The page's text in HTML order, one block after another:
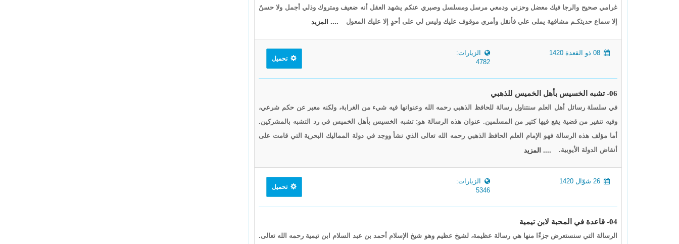
غرامي صحيح والرجا فيك معضل وحزني ودمعي مرسل ومسلسل وصبري عنكم يشهد العقل أنه ضعيف ومتروك وذلي أجمل ولا حسنٌ
إلا سماع حديثكـم مشافهة يملى علي فأنقل وأمري موقوف عليك وليس لي على أحدٍ إلا عليك المعول
.... المزيد
الزيارات:
4782
تحميل
06- تشبه الخسيس بأهل الخميس للذهبي
في سلسلة رسائل أهل العلم سنتناول رسالة للحافظ الذهبي رحمه الله وعنوانها فيه شيء من الغرابة، ولكنه معبر عن حكم شرعي،
وفيه تنفير من قضية يقع فيها كثير من المسلمين. عنوان هذه الرسالة هو: تشبه الخسيس بأهل الخميس في رد التشبه بالمشركين.
أما مؤلف هذه الرسالة فهو الإمام العلم الحافظ الذهبي رحمه الله تعالى الذي نشأ ووجد في دولة المماليك البحرية التي قامت على
أنقاض الدولة الأيوبية.
.... المزيد
الزيارات:
5346
تحميل
04- قاعدة في المحبة لابن تيمية
الرسالة التي سنستعرض جزءًا منها هي رسالة عظيمة، لشيخ عظيم وهو شيخ الإسلام أحمد بن عبد السلام ابن تيمية رحمه الله تعالى.